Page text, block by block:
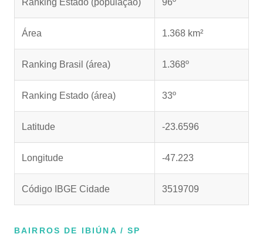
Ranking Estado (população) 96º
Área 1.368 km²
Ranking Brasil (área) 1.368º
Ranking Estado (área) 33º
Latitude -23.6596
Longitude -47.223
Código IBGE Cidade 3519709
BAIRROS DE IBIÚNA / SP